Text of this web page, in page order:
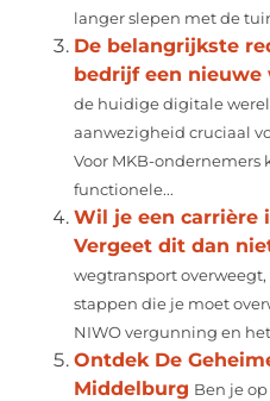
langer slepen met de
De belangrijkste
bedrijf een
de huidige digitale
aanwezigheid cruciaal
Voor MKB-ondernemers
functionele...
Wil je een carrière
Vergeet dit dan
wegtransport
stappen die je moet
NIWO vergunning en
Ontdek De
Middelburg Ben je